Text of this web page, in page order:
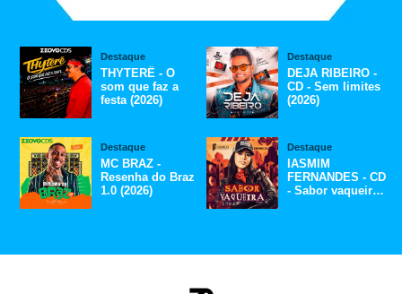
Destaque
THYTERÊ - O
som que faz a
festa (2026)
Destaque
DEJA RIBEIRO -
CD - Sem limites
(2026)
Destaque
MC BRAZ -
Resenha do Braz
1.0 (2026)
Destaque
IASMIM
FERNANDES - CD
- Sabor vaqueira